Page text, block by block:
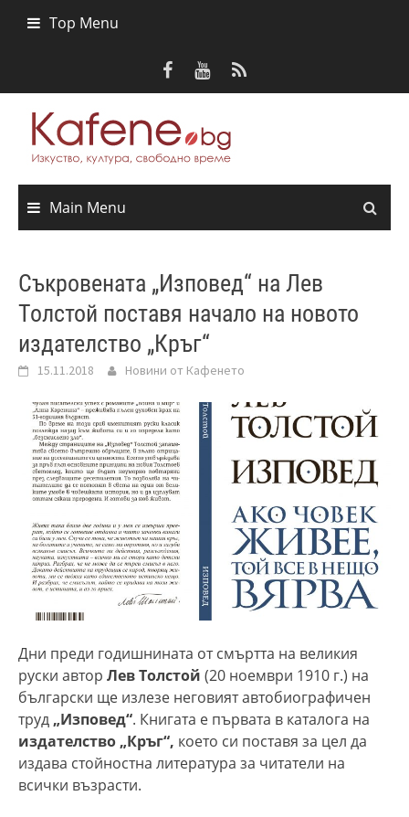
Top Menu
Main Menu
Съкровената „Изповед“ на Лев
Толстой поставя начало на новото
издателство „Кръг“
15.11.2018 Новини от Кафенето
Дни преди годишнината от смъртта на великия
руски автор Лев Толстой (20 ноември 1910 г.) на
български ще излезе неговият автобиографичен
труд „Изповед“. Книгата е първата в каталога на
издателство „Кръг“, което си поставя за цел да
издава стойностна литература за читатели на
всички възрасти.